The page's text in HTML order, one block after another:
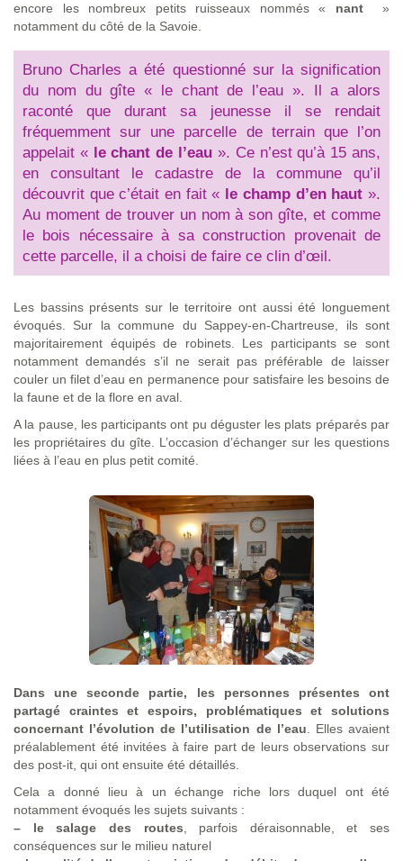
encore les nombreux petits ruisseaux nommés « nant
»
notamment du côté de la Savoie.
Bruno Charles a été questionné sur la signification
du nom du gîte « le chant de l’eau ». Il a alors
raconté que durant sa jeunesse il se rendait
fréquemment sur une parcelle de terrain que l’on
appelait « le chant de l’eau ». Ce n’est qu’à 15 ans,
en consultant le cadastre de la commune qu’il
découvrit que c’était en fait « le champ d’en haut ».
Au moment de trouver un nom à son gîte, et comme
le bois nécessaire à sa construction provenait de
cette parcelle, il a choisi de faire ce clin d’œil.
Les bassins présents sur le territoire ont aussi été longuement
évoqués. Sur la commune du Sappey-en-Chartreuse, ils sont
majoritairement équipés de robinets. Les participants se sont
notamment demandés s’il ne serait pas préférable de laisser
couler un filet d’eau en permanence pour satisfaire les besoins de
la faune et de la flore en aval.
A la pause, les participants ont pu déguster les plats préparés par
les propriétaires du gîte. L’occasion d’échanger sur les questions
liées à l’eau en plus petit comité.
Dans une seconde partie, les personnes présentes ont
partagé craintes et espoirs, problématiques et solutions
concernant l’évolution de l’utilisation de l’eau. Elles avaient
préalablement été invitées à faire part de leurs observations sur
des post-it, qui ont ensuite été détaillés.
Cela a donné lieu à un échange riche lors duquel ont été
notamment évoqués les sujets suivants :
–
le salage des routes, parfois déraisonnable, et ses
conséquences sur le milieu naturel